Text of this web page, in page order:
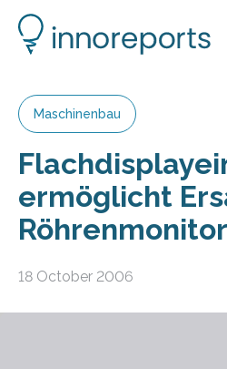
Maschinenbau
ermöglicht
18 October 2006